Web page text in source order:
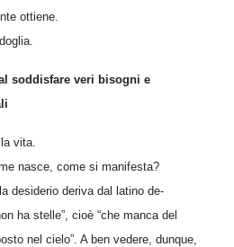
ottiene.
soddisfare veri bisogni e
vita.
nasce, come si manifesta?
desiderio deriva dal latino de-
ha stelle”, cioè “che manca del
nel cielo”. A ben vedere, dunque,